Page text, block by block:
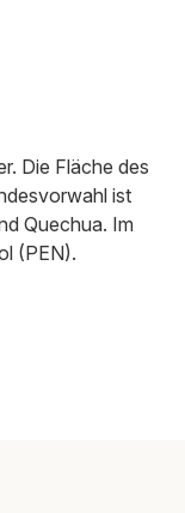
Die Fläche des
ist
Quechua. Im
(PEN).